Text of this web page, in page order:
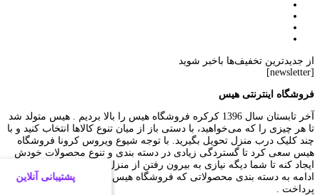
از جدیدترین تخفیف‌ها باخبر شوید
[newsletter]
فروشگاه اینترنتی هیس
آخر تابستان سال 1396 کرکره فروشگاه هیس را بالا بردیم . هیس متولد شد
تا هر چیزی را که می‌خواهید، با دستی باز از میان تنوع کالاها انتخاب کنید و با
چند کلیک درب منزل تحویل بگیرید. با توجه شیوع ویروس کرونا فروشگاه
هیس سعی کرد تا گستردگی زیادی در دسته بندی و تنوع محصولات خودش
ایجاد کنه تا شما دیگه نیازی به بیرون رفتن از منزل رو نداشته باشید. در
ادامه به دسته بندی محصولاتی که فروشگاه هیس داره ارائه میکنه خواهیم
پرداخت .